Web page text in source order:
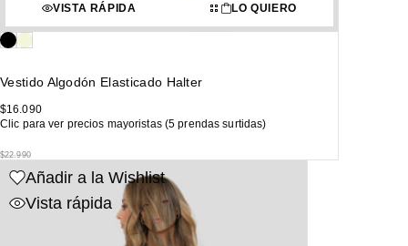
VISTA RÁPIDA LO QUIERO
Vestido Algodón Elasticado Halter
$22.990
$16.090
Clic para ver precios mayoristas (5 prendas surtidas)
Añadir a la Wishlist
Vista rápida